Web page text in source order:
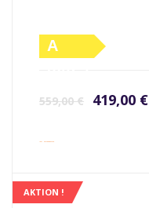
A
559,00€ 419,00 €
inkl. Versandkosten
AKTION !